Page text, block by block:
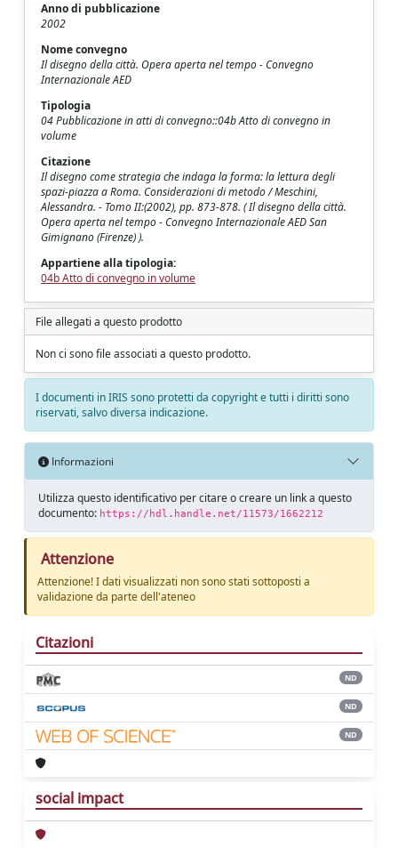
Anno di pubblicazione
2002
Nome convegno
Il disegno della città. Opera aperta nel tempo - Convegno
Internazionale AED
Tipologia
04 Pubblicazione in atti di convegno::04b Atto di convegno in
volume
Citazione
Il disegno come strategia che indaga la forma: la lettura degli
spazi-piazza a Roma. Considerazioni di metodo / Meschini,
Alessandra. - Tomo II:(2002), pp. 873-878. ( Il disegno della città.
Opera aperta nel tempo - Convegno Internazionale AED San
Gimignano (Firenze) ).
Appartiene alla tipologia:
04b Atto di convegno in volume
File allegati a questo prodotto
Non ci sono file associati a questo prodotto.
I documenti in IRIS sono protetti da copyright e tutti i diritti sono
riservati, salvo diversa indicazione.
Informazioni
Utilizza questo identificativo per citare o creare un link a questo
documento: https://hdl.handle.net/11573/1662212
Attenzione
Attenzione! I dati visualizzati non sono stati sottoposti a
validazione da parte dell'ateneo
Citazioni
ND
ND
ND
social impact